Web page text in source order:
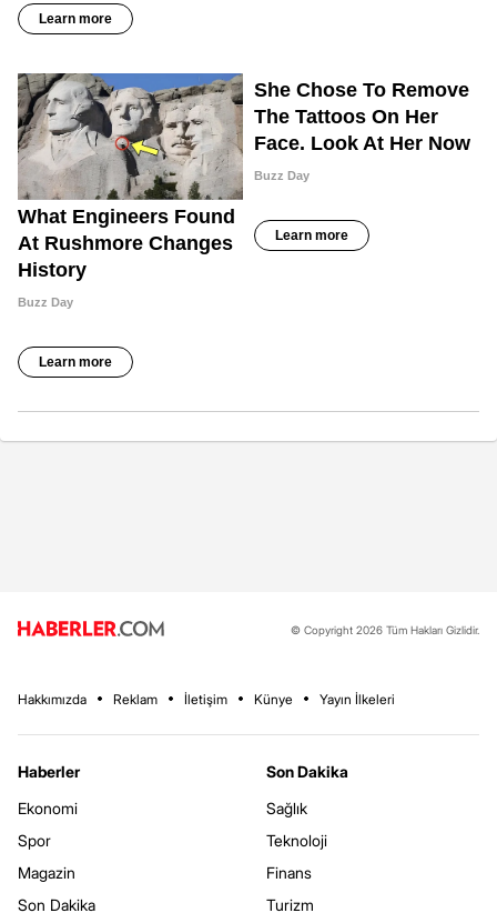
© Copyright 2026 Tüm Hakları Gizlidir.
Hakkımızda Reklam İletişim Künye Yayın İlkeleri
Haberler
Ekonomi
Spor
Magazin
Son Dakika
Son Dakika
Sağlık
Teknoloji
Finans
Turizm